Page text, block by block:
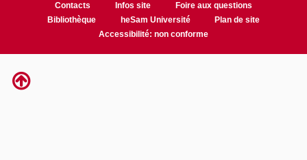
Contacts Infos site
Foire aux questions
Bibliothèque
heSam Université
Plan de site
Accessibilité: non conforme